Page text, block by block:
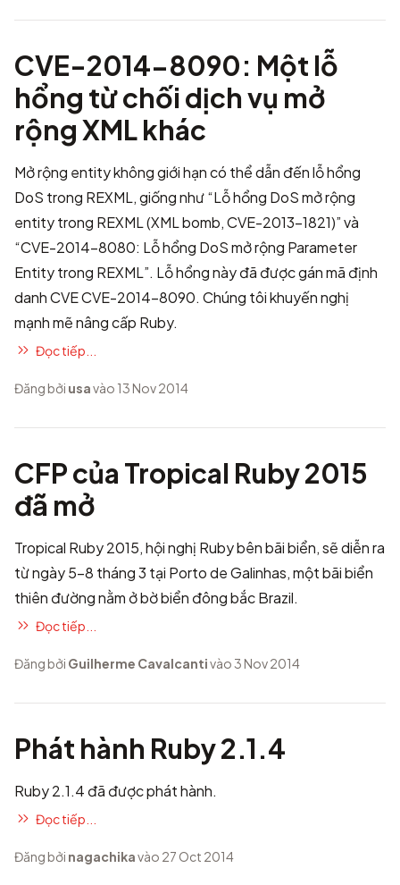
CVE-2014-8090: Một lỗ
hổng từ chối dịch vụ mở
rộng XML khác
Mở rộng entity không giới hạn có thể dẫn đến lỗ hổng
DoS trong REXML, giống như“Lỗ hổng DoS mở rộng
entity trong REXML (XML bomb, CVE-2013-1821)”và
“CVE-2014-8080: Lỗ hổng DoS mở rộng Parameter
Entity trong REXML”. Lỗ hổng này đã được gán mã định
danh CVECVE-2014-8090. Chúng tôi khuyến nghị
mạnh mẽ nâng cấp Ruby.
Đọc tiếp...
Đăng bởi usavào 13 Nov 2014
CFP của Tropical Ruby 2015
đã mở
Tropical Ruby 2015, hội nghị Ruby bên bãi biển, sẽ diễn ra
từ ngày 5-8 tháng 3 tại Porto de Galinhas, một bãi biển
thiên đường nằm ở bờ biển đông bắc Brazil.
Đọc tiếp...
Đăng bởi Guilherme Cavalcantivào 3 Nov 2014
Phát hành Ruby 2.1.4
Ruby 2.1.4 đã được phát hành.
Đọc tiếp...
Đăng bởi nagachikavào 27 Oct 2014